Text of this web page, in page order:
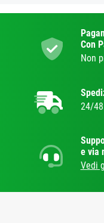
Con
Non
24/
e via
Vedi